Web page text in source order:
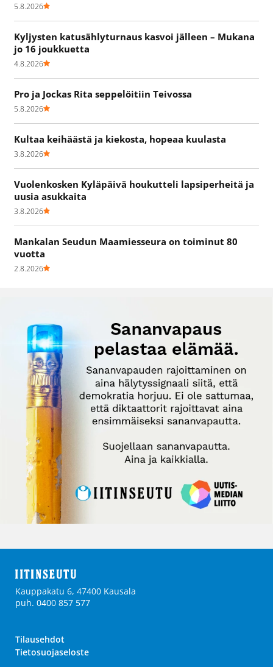
5.8.2026
Kyljysten katusählyturnaus kasvoi jälleen – Mukana
jo 16 joukkuetta
4.8.2026
Pro ja Jockas Rita seppelöitiin Teivossa
5.8.2026
Kultaa keihäästä ja kiekosta, hopeaa kuulasta
3.8.2026
Vuolenkosken Kyläpäivä houkutteli lapsiperheitä ja
uusia asukkaita
3.8.2026
Mankalan Seudun Maamiesseura on toiminut 80
vuotta
2.8.2026
Kauppakatu 6, 47400 Kausala
puh. 0400 857 577
Tilausehdot
Tietosuojaseloste